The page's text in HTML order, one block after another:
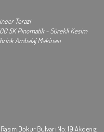
Terazi
SK Pinomatik - Sürekli Kesim
Ambalaj Makinası
Dokur Bulvarı No: 19 Akdeniz